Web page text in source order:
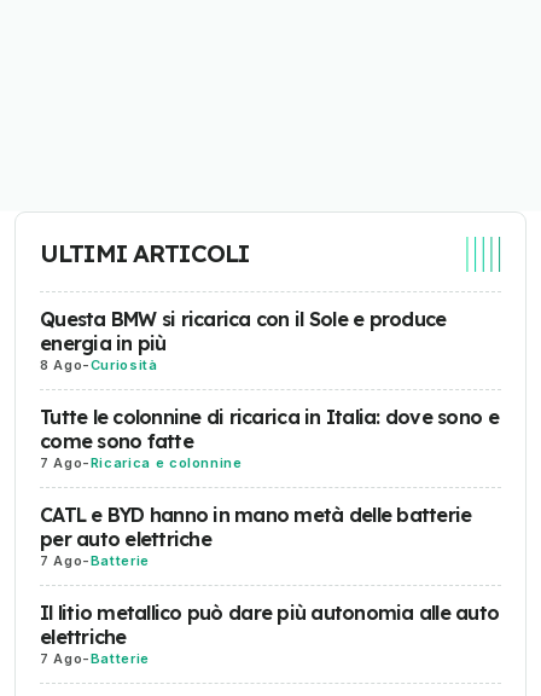
ULTIMI ARTICOLI
Questa BMW si ricarica con il Sole e produce
energia in più
8 Ago-Curiosità
Tutte le colonnine di ricarica in Italia: dove sono e
come sono fatte
7 Ago-Ricarica e colonnine
CATL e BYD hanno in mano metà delle batterie
per auto elettriche
7 Ago-Batterie
Il litio metallico può dare più autonomia alle auto
elettriche
7 Ago-Batterie